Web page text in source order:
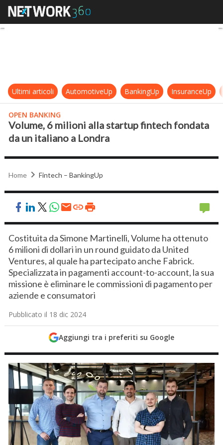
Volume, 6 milioni alla startup
Ultimi articoli AutomotiveUp BankingUp InsuranceUp
OPEN BANKING
Volume, 6 milioni alla startup fintech fondata
da un italiano a Londra
Home Fintech – BankingUp
Costituita da Simone Martinelli, Volume ha ottenuto
6 milioni di dollari in un round guidato da United
Ventures, al quale ha partecipato anche Fabrick.
Specializzata in pagamenti account-to-account, la sua
missione è eliminare le commissioni di pagamento per
aziende e consumatori
Pubblicato il 18 dic 2024
Aggiungi tra i preferiti su Google